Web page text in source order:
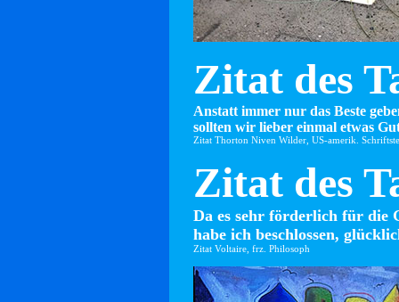
Zitat des
Anstatt immer nur das Beste
sollten wir lieber einmal etwas
Zitat Thorton Niven Wilder, US-amerik.
Zitat des
Da es sehr förderlich für die
habe ich beschlossen,
Zitat Voltaire, frz. Philosoph